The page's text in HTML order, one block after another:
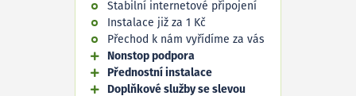
Stabilní internetové připojení
Instalace již za 1 Kč
Přechod k nám vyřídíme za vás
Nonstop podpora
Přednostní instalace
Doplňkové služby se slevou